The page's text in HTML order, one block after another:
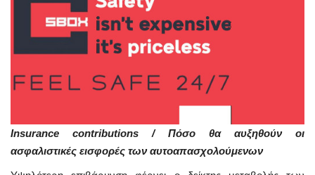
Insurance contributions / Πόσο θα αυξηθούν οι
ασφαλιστικές εισφορές των αυτοαπασχολούμενων